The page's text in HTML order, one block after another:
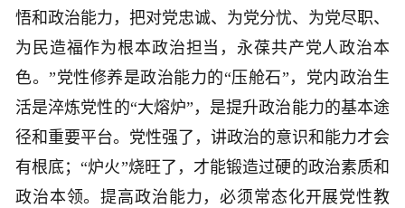
悟和政治能力，把对党忠诚、为党分忧、为党尽职、
为民造福作为根本政治担当，永葆共产党人政治本
色。”党性修养是政治能力的“压舱石”，党内政治生
活是淬炼党性的“大熔炉”，是提升政治能力的基本途
径和重要平台。党性强了，讲政治的意识和能力才会
有根底；“炉火”烧旺了，才能锻造过硬的政治素质和
政治本领。提高政治能力，必须常态化开展党性教